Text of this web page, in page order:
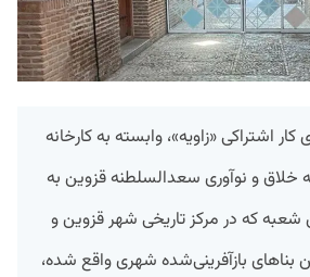
اشتراکی «زاویه»، وابسته به کارخانه
خلاق و نوآوری سعدالسلطنه قزوین به
شعبه که در مرکز تاریخی شهر قزوین و
بناهای بازآفرینی‌شده شهری واقع شده،